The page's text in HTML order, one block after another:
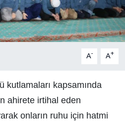
A- A+
kutlamaları kapsamında
ahirete irtihal eden
onların ruhu için hatmi